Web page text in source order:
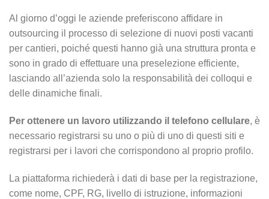
Al giorno d’oggi le aziende preferiscono affidare in
outsourcing il processo di selezione di nuovi posti vacanti
per cantieri, poiché questi hanno già una struttura pronta e
sono in grado di effettuare una preselezione efficiente,
lasciando all’azienda solo la responsabilità dei colloqui e
delle dinamiche finali.
Per ottenere un lavoro utilizzando il telefono cellulare, è
necessario registrarsi su uno o più di uno di questi siti e
registrarsi per i lavori che corrispondono al proprio profilo.
La piattaforma richiederà i dati di base per la registrazione,
come nome, CPF, RG, livello di istruzione, informazioni